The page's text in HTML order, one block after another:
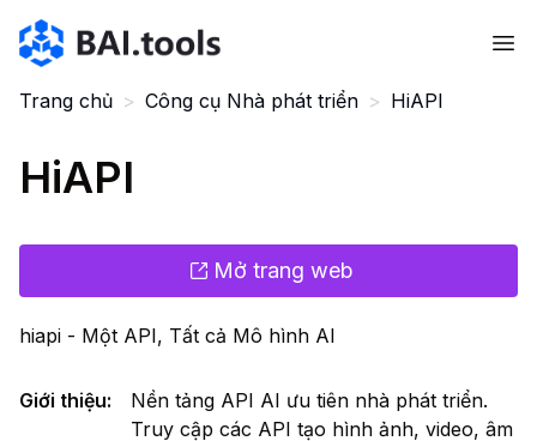
Bai.tools
Trang chủ > Công cụ Nhà phát triển > HiAPI
HiAPI
Mở trang web
hiapi - Một API, Tất cả Mô hình AI
Giới thiệu:
Nền tảng API AI ưu tiên nhà phát triển.
Truy cập các API tạo hình ảnh, video, âm